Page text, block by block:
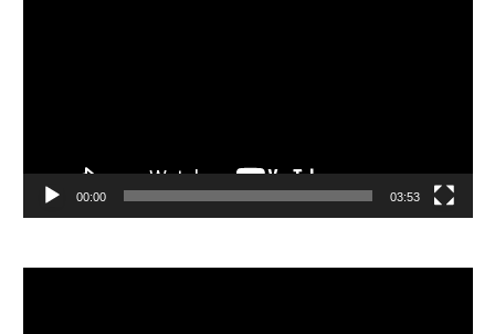
00:00 03:53